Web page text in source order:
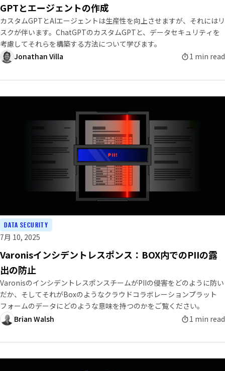
GPTとエージェントの作成
カスタムGPTとAIエージェントは生産性を向上させますが、それにはリ
スクが伴います。ChatGPTのカスタムGPTと、データセキュリティを
考慮してそれらを構築する方法について学びます。
Jonathan Villa
1 min read
DATA SECURITY
7月 10, 2025
Varonisインシデントレスポンス：BOX内でのPIIの露
出の防止
VaronisのインシデントレスポンスチームがPIIの侵害をどのように防い
だか、そしてそれがBoxのようなクラウドコラボレーションプラット
フォームのデータにどのような意味を持つのかをご覧ください。
Brian Walsh
1 min read